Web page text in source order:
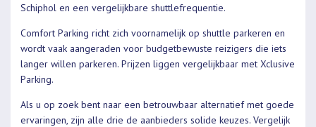
Schiphol en een vergelijkbare shuttlefrequentie.
Comfort Parking richt zich voornamelijk op shuttle parkeren en
wordt vaak aangeraden voor budgetbewuste reizigers die iets
langer willen parkeren. Prijzen liggen vergelijkbaar met Xclusive
Parking.
Als u op zoek bent naar een betrouwbaar alternatief met goede
ervaringen, zijn alle drie de aanbieders solide keuzes. Vergelijk